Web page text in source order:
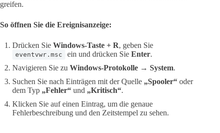
greifen.
So öffnen Sie die Ereignisanzeige:
Drücken Sie Windows-Taste + R, geben Sie
eventvwr.msc ein und drücken Sie Enter.
Navigieren Sie zu Windows-Protokolle → System.
Suchen Sie nach Einträgen mit der Quelle „Spooler“ oder
dem Typ „Fehler“ und „Kritisch“.
Klicken Sie auf einen Eintrag, um die genaue
Fehlerbeschreibung und den Zeitstempel zu sehen.